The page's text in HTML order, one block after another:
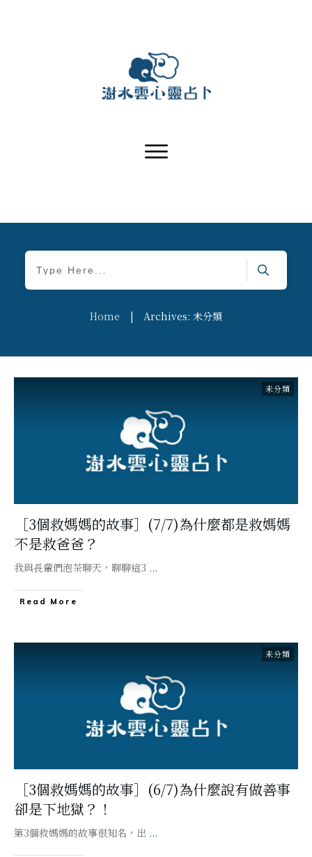
Home | Archives: 未分類
未分類
［3個救媽媽的故事］(7/7)為什麼都是救媽媽
不是救爸爸？
我與長輩們泡茶聊天，聊聊這3 ...
Read More
未分類
［3個救媽媽的故事］(6/7)為什麼說有做善事
卻是下地獄？！
第3個救媽媽的故事很知名，出 ...